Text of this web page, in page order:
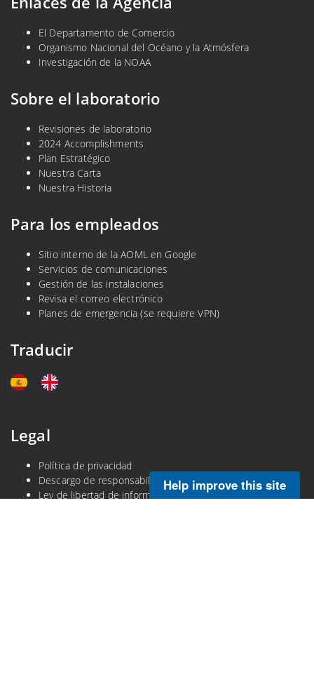
El Departamento de Comercio
Organismo Nacional del Océano y la Atmósfera
Investigación de la NOAA
Sobre el laboratorio
Revisiones de laboratorio
2024 Accomplishments
Plan Estratégico
Nuestra Carta
Nuestra Historia
Para los empleados
Sitio interno de la AOML en Google
Servicios de comunicaciones
Gestión de las instalaciones
Revisa el correo electrónico
Planes de emergencia (se requiere VPN)
Traducir
Legal
Política de privacidad
Descargo de responsabilidad
Ley de libertad de información de la NOAA
Help improve this site